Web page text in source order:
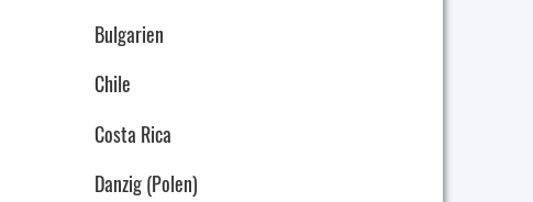
Bulgarien
Chile
Costa Rica
Danzig (Polen)